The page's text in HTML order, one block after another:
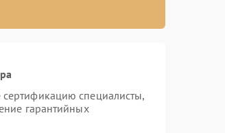
специалисты,
гарантийных